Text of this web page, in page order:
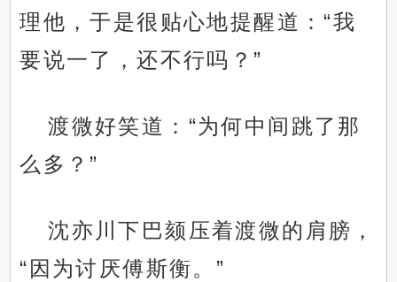
理他，于是很贴心地提醒道：“我
要说一了，还不行吗？”
渡微好笑道：“为何中间跳了那
么多？”
沈亦川下巴颏压着渡微的肩膀，
“因为讨厌傅斯衡。”